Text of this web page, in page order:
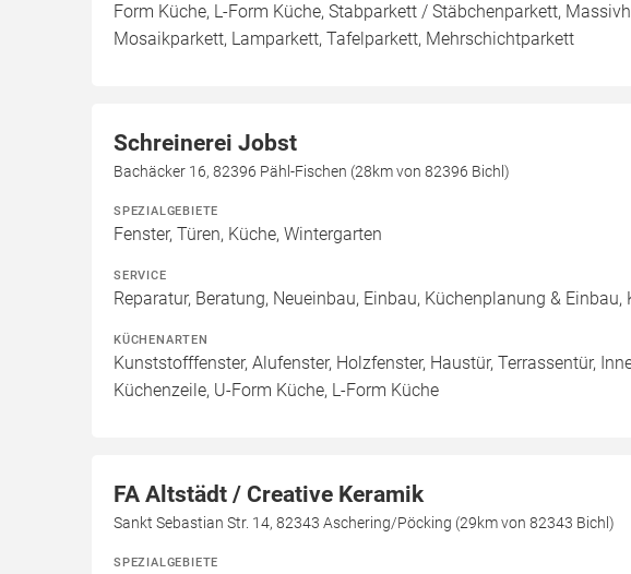
Form Küche, L-Form Küche, Stabparkett / Stäbchenparkett,
Mosaikparkett, Lamparkett, Tafelparkett, Mehrschichtparkett
Schreinerei Jobst
Bachäcker 16, 82396 Pähl-Fischen (28km von 82396 Bichl)
SPEZIALGEBIETE
Fenster, Türen, Küche, Wintergarten
SERVICE
Reparatur, Beratung, Neueinbau, Einbau, Küchenplanung &
KÜCHENARTEN
Kunststofffenster, Alufenster, Holzfenster, Haustür, Terrassentür,
Küchenzeile, U-Form Küche, L-Form Küche
FA Altstädt / Creative Keramik
Sankt Sebastian Str. 14, 82343 Aschering/Pöcking (29km von 82343 Bichl)
SPEZIALGEBIETE